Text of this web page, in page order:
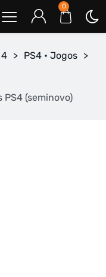
0
> PS4 • Jogos >
PS4 (seminovo)